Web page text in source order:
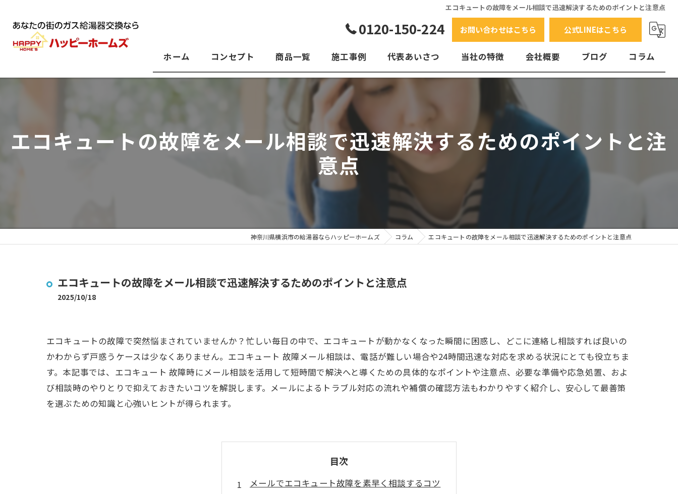
エコキュートの故障をメール相談で迅速解決するためのポイントと注意点
0120-150-224 お問い合わせはこちら 公式LINEはこちら
ホーム コンセプト 商品一覧
よくある質問
施工事例 代表あいさつ 当社の特徴
エラーコード
会社概要 ブログ コラム
エコキュートの故障をメール相談で迅速解決するためのポイントと注
意点
神奈川県横浜市の給湯器ならハッピーホームズ コラム エコキュートの故障をメール相談で迅速解決するためのポイントと注意点
エコキュートの故障をメール相談で迅速解決するためのポイントと注意点
2025/10/18
エコキュートの故障で突然悩まされていませんか？忙しい毎日の中で、エコキュートが動かなくなった瞬間に困惑し、どこに連絡し相談すれば良いの
かわからず戸惑うケースは少なくありません。エコキュート 故障メール相談は、電話が難しい場合や24時間迅速な対応を求める状況にとても役立ちま
す。本記事では、エコキュート 故障時にメール相談を活用して短時間で解決へと導くための具体的なポイントや注意点、必要な準備や応急処置、およ
び相談時のやりとりで抑えておきたいコツを解説します。メールによるトラブル対応の流れや補償の確認方法もわかりやすく紹介し、安心して最善策
を選ぶための知識と心強いヒントが得られます。
目次
メールでエコキュート故障を素早く相談するコツ